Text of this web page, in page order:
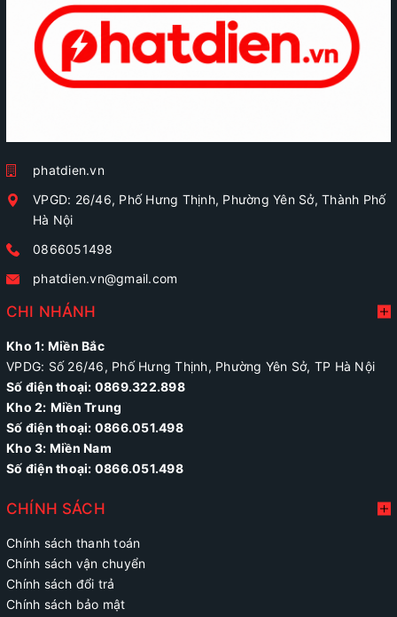
phatdien.vn
VPGD: 26/46, Phố Hưng Thịnh, Phường Yên Sở, Thành Phố
Hà Nội
0866051498
phatdien.vn@gmail.com
CHI NHÁNH
Kho 1: Miền Bắc
VPDG: Số 26/46, Phố Hưng Thịnh, Phường Yên Sở, TP Hà Nội
Số điện thoại: 0869.322.898
Kho 2: Miền Trung
Số điện thoại: 0866.051.498
Kho 3: Miền Nam
Số điện thoại: 0866.051.498
CHÍNH SÁCH
Chính sách thanh toán
Chính sách vận chuyển
Chính sách đổi trả
Chính sách bảo mật